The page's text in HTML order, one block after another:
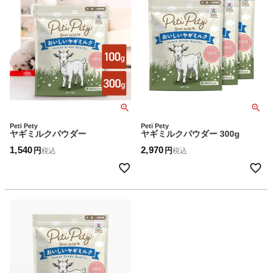
Peti Pety
ヤギミルクパウダー
1,540 税込
Peti Pety
ヤギミルクパウダー 300g
2,970 税込